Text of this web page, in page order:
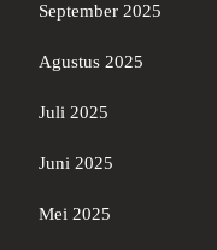
September 2025
Agustus 2025
Juli 2025
Juni 2025
Mei 2025